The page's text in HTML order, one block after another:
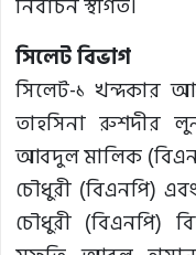
নির্বাচন স্থগিত।
সিলেট বিভাগ
সিলেট-১ খন্দকার
তাহসিনা রুশদীর
আবদুল মালিক
চৌধুরী (বিএনপি)
চৌধুরী (বিএনপি)